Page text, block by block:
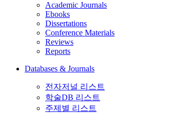
Academic Journals
Ebooks
Dissertations
Conference Materials
Reviews
Reports
Databases & Journals
전자저널 리스트
학술DB 리스트
주제별 리스트